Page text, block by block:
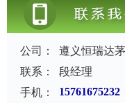
公司：
遵义恒瑞达
联系：
段经理
手机：
15761675232